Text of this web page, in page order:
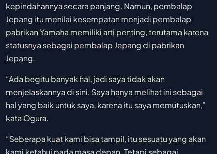
kepindahannya secara panjang. Namun, pembalap
Jepang itu menilai kesempatan menjadi pembalap
pabrikan Yamaha memiliki arti penting, terutama karena
statusnya sebagai pembalap Jepang di pabrikan
Jepang.
“Ada begitu banyak hal, jadi saya tidak akan
menjelaskannya di sini. Saya hanya melihat ini sebagai
hal yang baik untuk saya, karena itu saya memutuskan,”
kata Ogura.
“Seberapa kuat kami bisa tampil, itu sesuatu yang akan
kami ketahui pada masa depan. Tetapi sebagai